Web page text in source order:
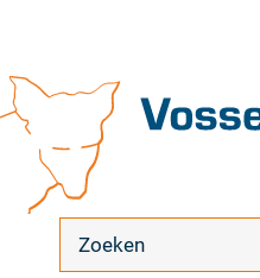
Vosselaar
zoek